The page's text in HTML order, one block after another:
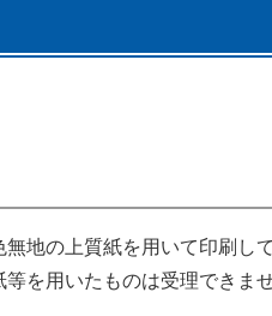
地の上質紙を用いて印刷して
を用いたものは受理できま